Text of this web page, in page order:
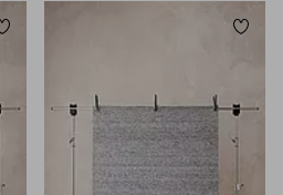
Zu Favoriten hinzufügen Zu